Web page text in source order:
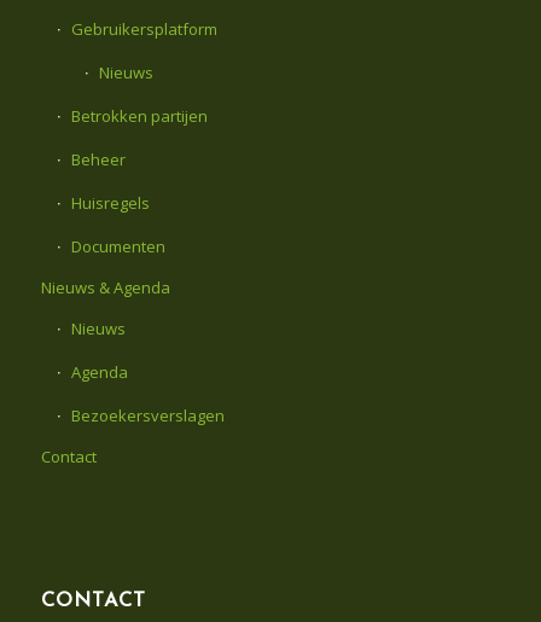
Gebruikersplatform
Nieuws
Betrokken partijen
Beheer
Huisregels
Documenten
Nieuws & Agenda
Nieuws
Agenda
Bezoekersverslagen
Contact
CONTACT